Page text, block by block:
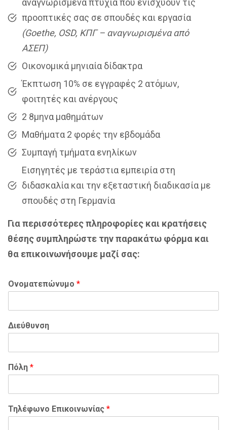
αναγνωρισμένα πτυχία που ενισχύουν τις
προοπτικές σας σε σπουδές και εργασία
(Goethe, OSD, ΚΠΓ – αναγνωρισμένα από
ΑΣΕΠ)
Οικονομικά μηνιαία δίδακτρα
Έκπτωση 10% σε εγγραφές 2 ατόμων,
φοιτητές και ανέργους
2 8μηνα μαθημάτων
Μαθήματα 2 φορές την εβδομάδα
Συμπαγή τμήματα ενηλίκων
Εισηγητές με τεράστια εμπειρία στη
διδασκαλία και την εξεταστική διαδικασία με
σπουδές στη Γερμανία
Για περισσότερες πληροφορίες και κρατήσεις
θέσης συμπληρώστε την παρακάτω φόρμα και
θα επικοινωνήσουμε μαζί σας:
Ονοματεπώνυμο *
Διεύθυνση
Πόλη *
Τηλέφωνο Επικοινωνίας *